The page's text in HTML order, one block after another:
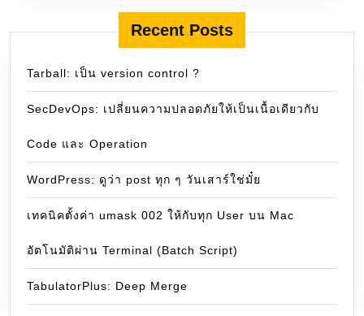
Recent Posts
Tarball: เป็น version control ?
SecDevOps: เปลี่ยนความปลอดภัยให้เป็นเนื้อเดียวกับ
Code และ Operation
WordPress: ดูว่า post ทุก ๆ วันเสาร์ใช่มั๋ย
เทคนิคตั้งค่า umask 002 ให้กับทุก User บน Mac
อัตโนมัติผ่าน Terminal (Batch Script)
TabulatorPlus: Deep Merge